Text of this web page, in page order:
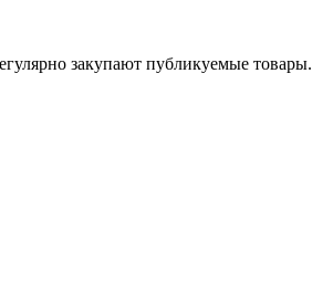
закупают публикуемые товары.